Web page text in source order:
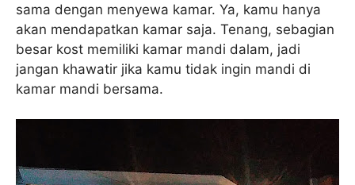
sama dengan menyewa kamar. Ya, kamu hanya
akan mendapatkan kamar saja. Tenang, sebagian
besar kost memiliki kamar mandi dalam, jadi
jangan khawatir jika kamu tidak ingin mandi di
kamar mandi bersama.